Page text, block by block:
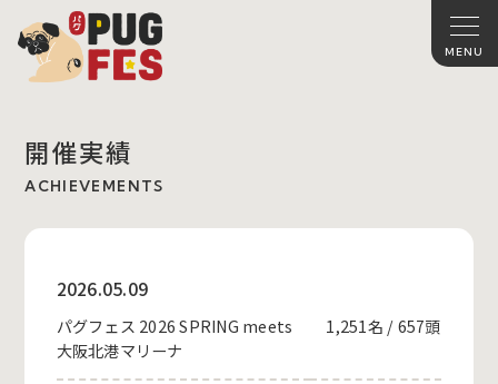
開催実績
ACHIEVEMENTS
2026.05.09
パグフェス 2026 SPRING meets
大阪北港マリーナ
1,251名 / 657頭